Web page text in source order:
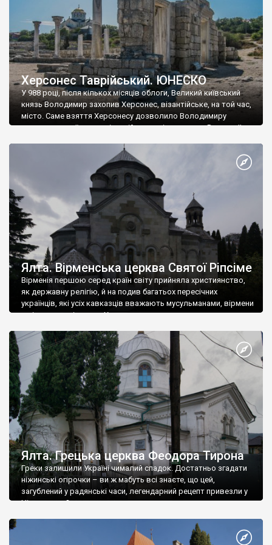
Херсонес Таврійський. ЮНЕСКО
У 988 році, після кількох місяців облоги, Великий київський
князь Володимир захопив Херсонес, візантійське, на той час,
місто. Саме взяття Херсонесу дозволило Володимиру
диктувати свої умови візантійському імператору Василю ІІ, та
Херсонесі Володимир-язичник, став Василем-християнином.
А потім було Хрещення Русі. На честь Херсонесу Таврійського
Ялта. Вірменська церква Святої Ріпсіме
Вірменія першою серед країн світу прийняла християнство,
як державну релігію, й на подив багатьох пересічних
українців, які усіх кавказців вважають мусульманами, вірмени
є відданими вірянами Христа
Ялта. Грецька церква Феодора Тирона
Греки залишили Україні чималий спадок. Достатньо згадати
ніжинські огірочки – ви ж мабуть всі знаєте, що цей,
загублений у радянські часи, легендарний рецепт привезли у
Ніжин греки?